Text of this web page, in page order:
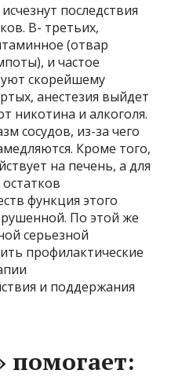
последствия
В- третьих,
(отвар
и частое
скорейшему
анестезия выйдет
никотина и алкоголя.
сосудов, из-за чего
Кроме того,
на печень, а для
функция этого
По этой же
серьезной
профилактические
и поддержания
помогает: